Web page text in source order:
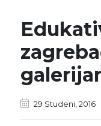
29 Studeni, 2016